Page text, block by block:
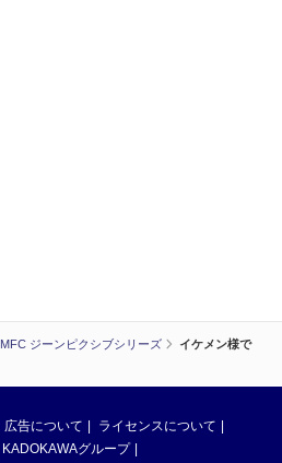
MFC ジーンピクシブシリーズ
イケメン様で
広告について
ライセンスについて
KADOKAWAグループ